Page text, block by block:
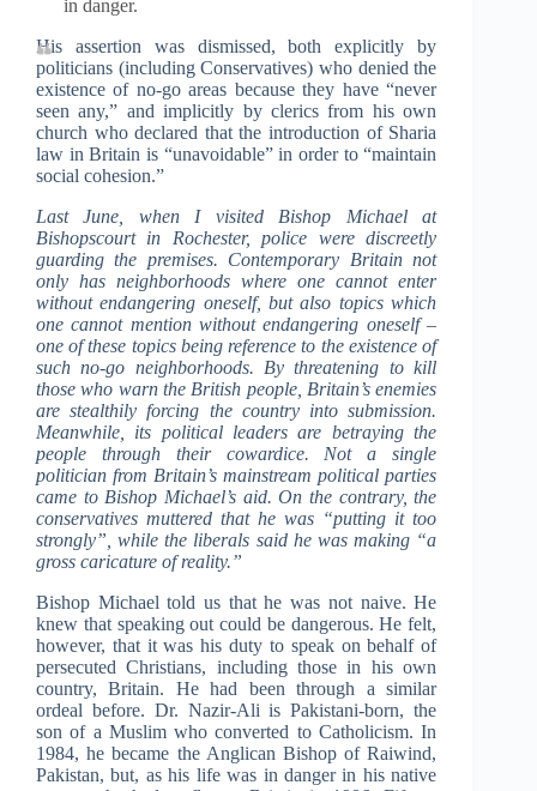
in danger.
His assertion was dismissed, both explicitly by
politicians (including Conservatives) who denied the
existence of no-go areas because they have “never
seen any,” and implicitly by clerics from his own
church who declared that the introduction of Sharia
law in Britain is “unavoidable” in order to “maintain
social cohesion.”
Last June, when I visited Bishop Michael at
Bishopscourt in Rochester, police were discreetly
guarding the premises. Contemporary Britain not
only has neighborhoods where one cannot enter
without endangering oneself, but also topics which
one cannot mention without endangering oneself –
one of these topics being reference to the existence of
such no-go neighborhoods. By threatening to kill
those who warn the British people, Britain’s enemies
are stealthily forcing the country into submission.
Meanwhile, its political leaders are betraying the
people through their cowardice. Not a single
politician from Britain’s mainstream political parties
came to Bishop Michael’s aid. On the contrary, the
conservatives muttered that he was “putting it too
strongly”, while the liberals said he was making “a
gross caricature of reality.”
Bishop Michael told us that he was not naive. He
knew that speaking out could be dangerous. He felt,
however, that it was his duty to speak on behalf of
persecuted Christians, including those in his own
country, Britain. He had been through a similar
ordeal before. Dr. Nazir-Ali is Pakistani-born, the
son of a Muslim who converted to Catholicism. In
1984, he became the Anglican Bishop of Raiwind,
Pakistan, but, as his life was in danger in his native